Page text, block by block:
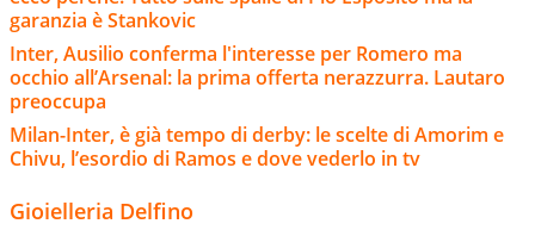
garanzia è Stankovic
Inter, Ausilio conferma l'interesse per Romero ma
occhio all’Arsenal: la prima offerta nerazzurra. Lautaro
preoccupa
Milan-Inter, è già tempo di derby: le scelte di Amorim e
Chivu, l’esordio di Ramos e dove vederlo in tv
Gioielleria Delfino